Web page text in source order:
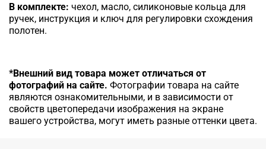
В комплекте: чехол, масло, силиконовые кольца для
ручек, инструкция и ключ для регулировки схождения
полотен.
*Внешний вид товара может отличаться от
фотографий на сайте. Фотографии товара на сайте
являются ознакомительными, и в зависимости от
свойств цветопередачи изображения на экране
вашего устройства, могут иметь разные оттенки цвета.